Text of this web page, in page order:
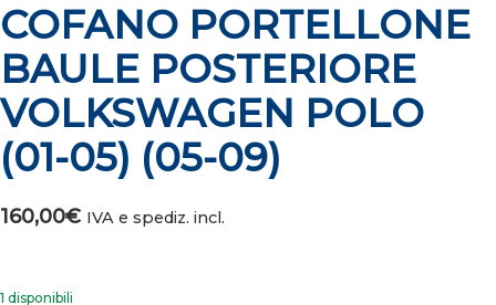
COFANO PORTELLONE
BAULE POSTERIORE
VOLKSWAGEN POLO
(01-05) (05-09)
160,00€ IVA e spediz. incl.
1 disponibili